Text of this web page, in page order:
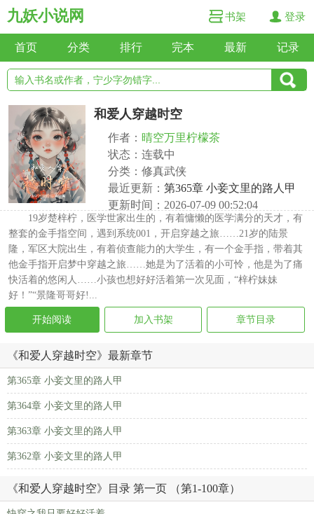
九妖小说网 书架 登录
首页 分类 排行 完本 最新 记录
和爱人穿越时空
作者： 晴空万里柠檬茶
状态：连载中
分类：修真武侠
最近更新： 第365章 小妾文里的路人甲
更新时间：2026-07-09 00:52:04
19岁楚梓柠，医学世家出生的，有着慵懒的医学满分的天才，有
整套的金手指空间，遇到系统001，开启穿越之旅……21岁的陆景
隆，军区大院出生，有着侦查能力的大学生，有一个金手指，带着其
他金手指开启梦中穿越之旅……她是为了活着的小可怜，他是为了痛
快活着的悠闲人……小孩也想好好活着第一次见面，“梓柠妹妹
好！”“景隆哥哥好!...
开始阅读 加入书架 章节目录
《和爱人穿越时空》最新章节
第365章 小妾文里的路人甲
第364章 小妾文里的路人甲
第363章 小妾文里的路人甲
第362章 小妾文里的路人甲
《和爱人穿越时空》目录 第一页 （第1-100章）